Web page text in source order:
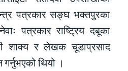
पत्रकार सङ्घ भक्तपुरका
पत्रकार राष्ट्रिय दबूका
शाक्य र लेखक चूडाप्रसाद
थियो ।